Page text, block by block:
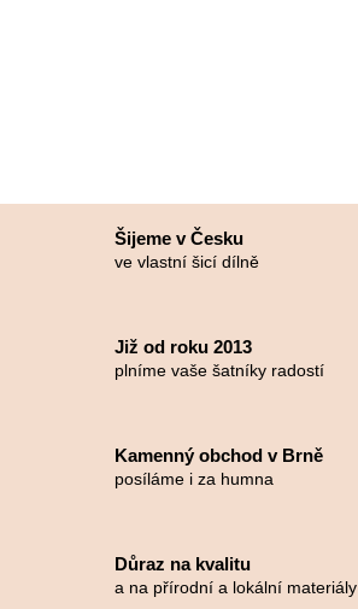
Šijeme v Česku
ve vlastní šicí dílně
Již od roku 2013
plníme vaše šatníky radostí
Kamenný obchod v Brně
posíláme i za humna
Důraz na kvalitu
a na přírodní a lokální materiály